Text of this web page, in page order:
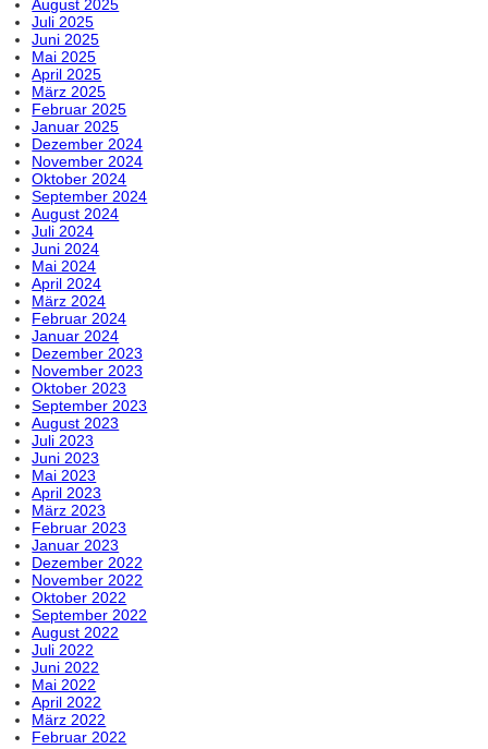
August 2025
Juli 2025
Juni 2025
Mai 2025
April 2025
März 2025
Februar 2025
Januar 2025
Dezember 2024
November 2024
Oktober 2024
September 2024
August 2024
Juli 2024
Juni 2024
Mai 2024
April 2024
März 2024
Februar 2024
Januar 2024
Dezember 2023
November 2023
Oktober 2023
September 2023
August 2023
Juli 2023
Juni 2023
Mai 2023
April 2023
März 2023
Februar 2023
Januar 2023
Dezember 2022
November 2022
Oktober 2022
September 2022
August 2022
Juli 2022
Juni 2022
Mai 2022
April 2022
März 2022
Februar 2022